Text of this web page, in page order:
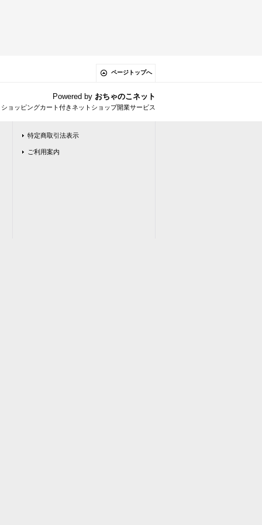
ページトップへ
Powered by おちゃのこネット
ョッピングカート付きネットショップ開業サービス
特定商取引法表示
ご利用案内